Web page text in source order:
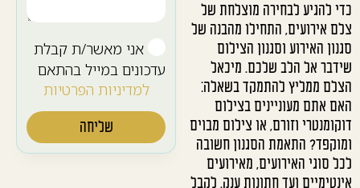
כדי להגיע לבחירה מוצלחת של
צלם אירועים, התחילו מהבנה של
סגנון האירוע וסגנון הצילום
שידבר אל הלב שלכם. מיכאל
הצלם ממליץ להתמקד בשאלה:
האם אתם מעוניינים בצילום
דוקומנטרי וזורם, או צילום מבוים
ומוקפד? התאמת הסגנון חשובה
לכל סוגי האירועים, מאירועים
אינטימיים ועד חתונות ענק. לקבל
אני מאשר/ת קבלת
עדכונים במייל בהתאם
למדיניות הפרטיות
שליחה